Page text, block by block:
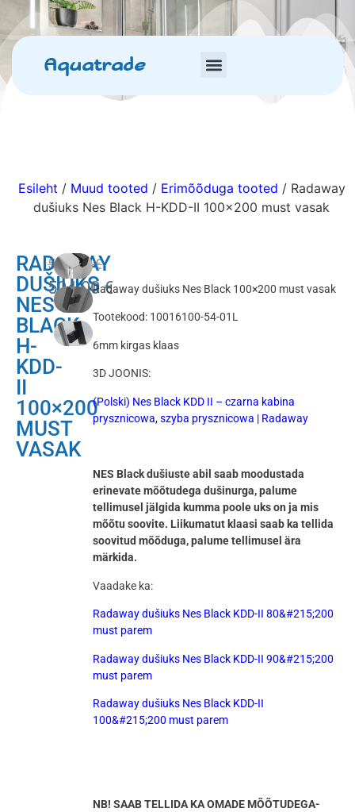
Aquatrade
Esileht / Muud tooted / Erimõõduga tooted / Radaway
dušiuks Nes Black H-KDD-II 100×200 must vasak
RADAWAY
DUŠIUKS
NES
BLACK
H-
KDD-
II
100×200
MUST
VASAK
560.00€
504.00€
Radaway dušiuks Nes Black 100×200 must vasak
Tootekood: 10016100-54-01L
6mm kirgas klaas
3D JOONIS:
(Polski) Nes Black KDD II – czarna kabina
prysznicowa, szyba prysznicowa | Radaway
NES Black dušiuste abil saab moodustada
erinevate mõõtudega dušinurga, palume
tellimusel jälgida kumma poole uks on ja mis
mõõtu soovite. Liikumatut klaasi saab ka tellida
soovitud mõõduga, palume tellimusel ära
märkida.
Vaadake ka:
Radaway dušiuks Nes Black KDD-II 80&#215;200
must parem
Radaway dušiuks Nes Black KDD-II 90&#215;200
must parem
Radaway dušiuks Nes Black KDD-II
100&#215;200 must parem
NB! SAAB TELLIDA KA OMADE MÕÕTUDEGA-